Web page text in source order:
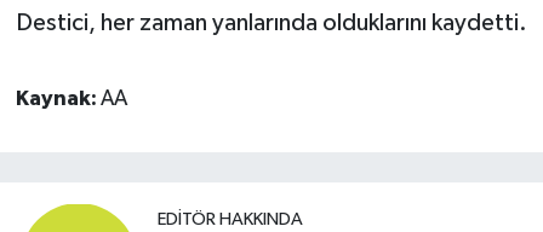
Destici, her zaman yanlarında olduklarını kaydetti.
Kaynak: AA
EDITÖR HAKKINDA